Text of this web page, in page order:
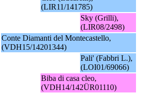
(LIR11/141785)
Sky (Grilli),
(LIR08/2498)
Conte Diamanti del Montecastello,
(VDH15/14201344)
Pali' (Fabbri L.),
(LOI01/69066)
Biba di casa cleo,
(VDH14/142ÜR01110)